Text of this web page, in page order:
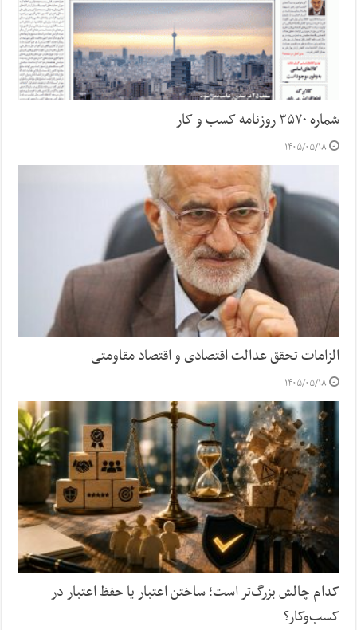
شماره ۳۵۷۰ روزنامه کسب و کار
۱۴۰۵/۰۵/۱۸
الزامات تحقق عدالت اقتصادی و اقتصاد مقاومتی
۱۴۰۵/۰۵/۱۸
کدام چالش بزرگ‌تر است؛ ساختن اعتبار یا حفظ اعتبار در
کسب‌وکار؟